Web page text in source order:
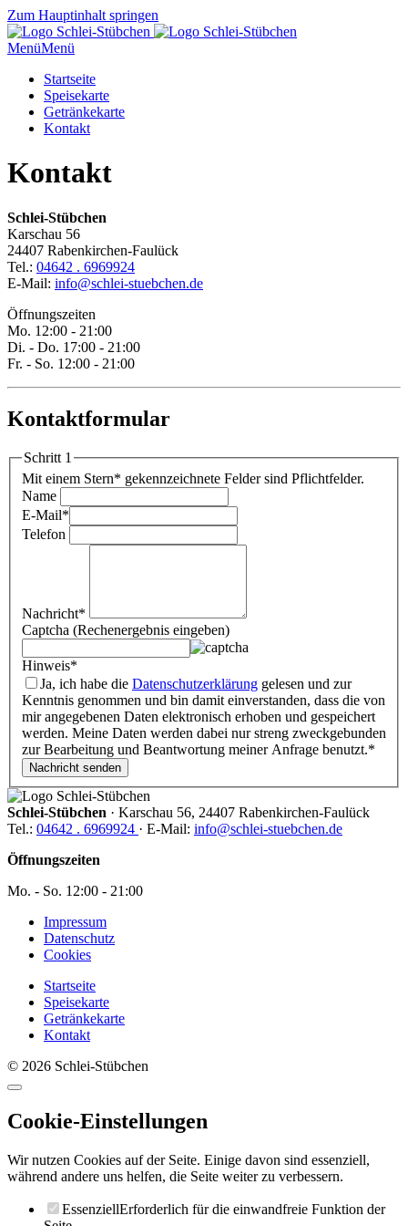
Zum Hauptinhalt springen
MenüMenü
Startseite
Speisekarte
Getränkekarte
Kontakt
Kontakt
Schlei-Stübchen
Karschau 56
24407 Rabenkirchen-Faulück
Tel.: 04642 . 6969924
E-Mail: info@schlei-stuebchen.de
Öffnungszeiten
Mo. 12:00 - 21:00
Di. - Do. 17:00 - 21:00
Fr. - So. 12:00 - 21:00
Kontaktformular
Schritt 1
Mit einem Stern* gekennzeichnete Felder sind Pflichtfelder.
Name
E-Mail*
Telefon
Nachricht*
Captcha (Rechenergebnis eingeben)
Hinweis*
Ja, ich habe die Datenschutzerklärung gelesen und zur
Kenntnis genommen und bin damit einverstanden, dass die von
mir angegebenen Daten elektronisch erhoben und gespeichert
werden. Meine Daten werden dabei nur streng zweckgebunden
zur Bearbeitung und Beantwortung meiner Anfrage benutzt.*
Schlei-Stübchen · Karschau 56, 24407 Rabenkirchen-Faulück
Tel.: 04642 . 6969924 · E-Mail: info@schlei-stuebchen.de
Öffnungszeiten
Mo. - So. 12:00 - 21:00
Impressum
Datenschutz
Cookies
Startseite
Speisekarte
Getränkekarte
Kontakt
© 2026 Schlei-Stübchen
Cookie-Einstellungen
Wir nutzen Cookies auf der Seite. Einige davon sind essenziell,
während andere uns helfen, die Seite weiter zu verbessern.
EssenziellErforderlich für die einwandfreie Funktion der